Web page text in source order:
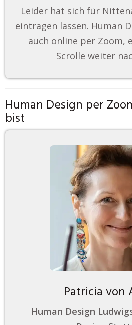
Leider hat sich für
eintragen lassen. Human
auch online per Zoom,
Scrolle weiter
Human Design per
bist
Patricia von
Human Design